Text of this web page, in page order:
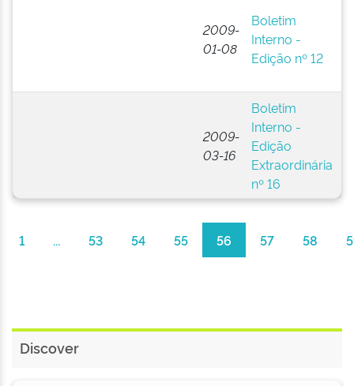
2009-
01-08
Boletim
Interno -
Edição nº 12
2009-
03-16
Boletim
Interno -
Edição
Extraordinária
nº 16
1 ... 53 54 55 56 57 58
Discover